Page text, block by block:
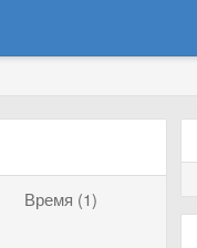
Время (1)